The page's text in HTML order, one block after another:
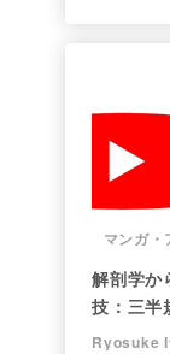
マンガ・
解剖学か
技：三半
Ryosuke